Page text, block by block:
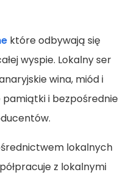
które odbywają się
wyspie. Lokalny ser
wina, miód i
i bezpośrednie
lokalnych
z lokalnymi